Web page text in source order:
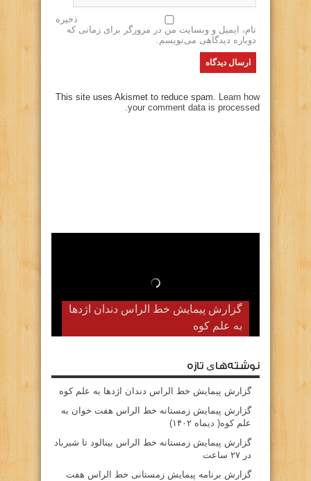
ذخیره
نام، ایمیل و وبسایت من در مرورگر برای زمانی که
دوباره دیدگاهی می‌نویسم.
This site uses Akismet to reduce spam. Learn how
your comment data is processed.
گزارش پیمایش خط الراس دندان اژدها
به علم کوه
نوشته‌های تازه
گزارش پیمایش خط الراس دندان اژدها به علم کوه
گزارش پیمایش زمستانه خط الراس هفت خوان به
علم کوه( دیماه ۱۴۰۲)
گزارش پیمایش زمستانه خط الراس بینالود تا شیرباد
در ۲۷ ساعت
گزارش برنامه پیمایش زمستانی خط الراس هفت